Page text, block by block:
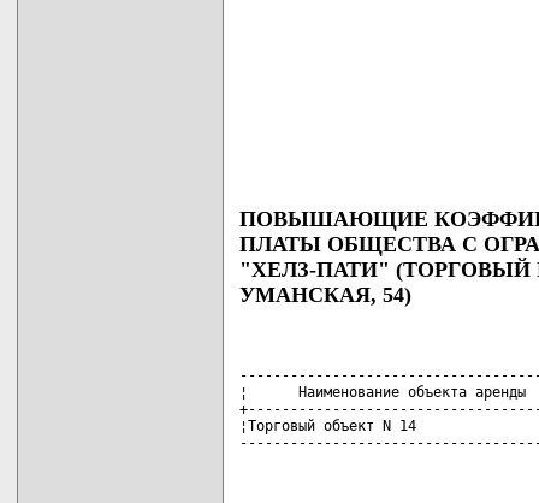
ПОВЫШАЮЩИЕ
ПЛАТЫ ОБЩЕСТВА С
"ХЕЛЗ-ПАТИ" (ТОРГОВЫЙ
УМАНСКАЯ, 54)
¦      Наименование объекта
¦Торговый объект N 14